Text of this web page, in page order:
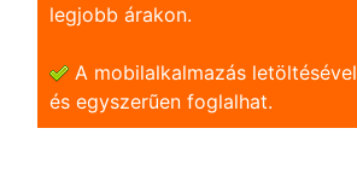
legjobb árakon.
A mobilalkalmazás
és egyszerũen foglalhat.